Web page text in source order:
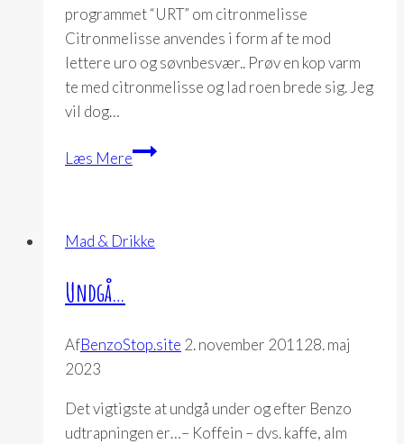
programmet “URT” om citronmelisse
Citronmelisse anvendes i form af te mod
lettere uro og søvnbesvær.. Prøv en kop varm
te med citronmelisse og lad roen brede sig. Jeg
vil dog…
Læs MereCitromellisse
Mad & Drikke
Undgå…
AfBenzoStop.site 2. november 2011 28. maj
2023
Det vigtigste at undgå under og efter Benzo
udtrapningen er…– Koffein – dvs. kaffe, alm